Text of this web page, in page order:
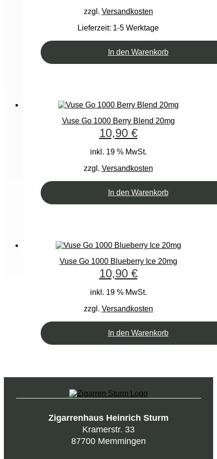
zzgl. Versandkosten
Lieferzeit: 1-5 Werktage
In den Warenkorb
Vuse Go 1000 Berry Blend 20mg
10,90 €
inkl. 19 % MwSt.
zzgl. Versandkosten
In den Warenkorb
Vuse Go 1000 Blueberry Ice 20mg
10,90 €
inkl. 19 % MwSt.
zzgl. Versandkosten
In den Warenkorb
Zigarrenhaus Heinrich Sturm
Kramerstr. 33
87700 Memmingen